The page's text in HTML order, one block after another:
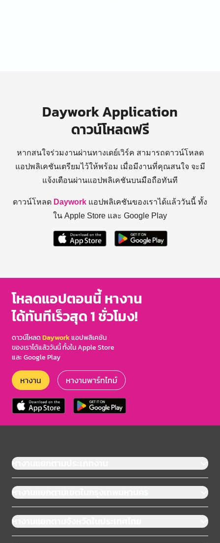
Daywork Application
ดาวน์โหลดฟรี
หากสนใจร่วมงานผ่านทางเดย์เวิร์ค สามารถดาวน์โหลด
แอปพลิเคชันเตรียมไว้ให้พร้อม เมื่อมีงานที่คุณสนใจ จะมี
แจ้งเตือนผ่านแอปพลิเคชันบนมือถือทันที
ดาวน์โหลด Daywork แอปพลิเคชันของเราได้แล้ววันนี้ ทั้ง
ใน Apple Store และ Google Play
โหลดแอปตอนนี้ หางาน
ได้ทันทีเร็วสุด 1 ชั่วโมง!
ดาวน์โหลดDayworkแอปพลิเคชัน
ของเราได้แล้ววันนี้ ทั้งใน Apple Store
และ Google Play
หางาน หางานพาร์ทไทม์
หางานแยกตามประเภทงาน
หางานแยกตามเขตในกรุงเทพมหานคร
หางานแยกตามจังหวัดในประเทศไทย